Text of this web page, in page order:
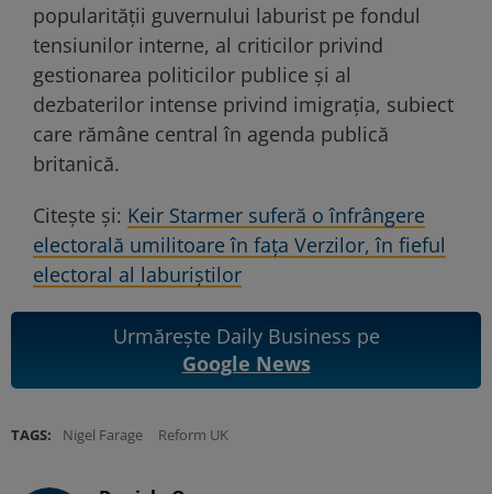
popularității guvernului laburist pe fondul
tensiunilor interne, al criticilor privind
gestionarea politicilor publice și al
dezbaterilor intense privind imigrația, subiect
care rămâne central în agenda publică
britanică.
Citește și: Keir Starmer suferă o înfrângere
electorală umilitoare în fața Verzilor, în fieful
electoral al laburiștilor
Urmărește Daily Business pe
Google News
TAGS: Nigel Farage Reform UK